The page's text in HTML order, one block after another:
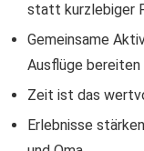
statt kurzlebiger
Gemeinsame
Ausflüge bereiten
Zeit ist das
Erlebnisse